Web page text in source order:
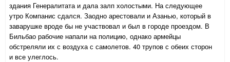
здания Генералитата и дала залп холостыми. На следующее
утро Компанис сдался. Заодно арестовали и Азанью, который в
заварушке вроде бы не участвовал и был в городе проездом. В
Бильбао рабочие напали на полицию, однако армейцы
обстреляли их с воздуха с самолетов. 40 трупов с обеих сторон
и все улеглось.